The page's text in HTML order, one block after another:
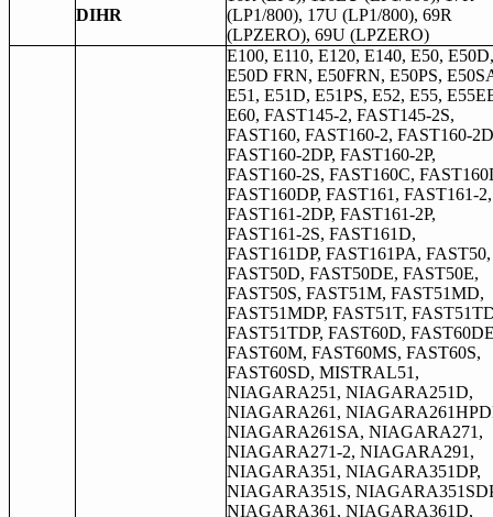
DIHR
(LP1/800), 17U (LP1/800), 69R
(LPZERO), 69U (LPZERO)
E100, E110, E120, E140, E50, E50D,
E50D FRN, E50FRN, E50PS,
E51, E51D, E51PS, E52, E55,
E60, FAST145-2, FAST145-2S,
FAST160, FAST160-2, FAST160-
FAST160-2DP, FAST160-2P,
FAST160-2S, FAST160C,
FAST160DP, FAST161, FAST161-2,
FAST161-2DP, FAST161-2P,
FAST161-2S, FAST161D,
FAST161DP, FAST161PA, FAST50,
FAST50D, FAST50DE, FAST50E,
FAST50S, FAST51M, FAST51MD,
FAST51MDP, FAST51T,
FAST51TDP, FAST60D,
FAST60M, FAST60MS, FAST60S,
FAST60SD, MISTRAL51,
NIAGARA251, NIAGARA251D,
NIAGARA261,
NIAGARA261SA, NIAGARA271,
NIAGARA271-2, NIAGARA291,
NIAGARA351, NIAGARA351DP,
NIAGARA351S,
NIAGARA361, NIAGARA361D,